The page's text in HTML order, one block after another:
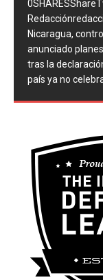
Nicaragua,
anunciado
tras la
país ya no